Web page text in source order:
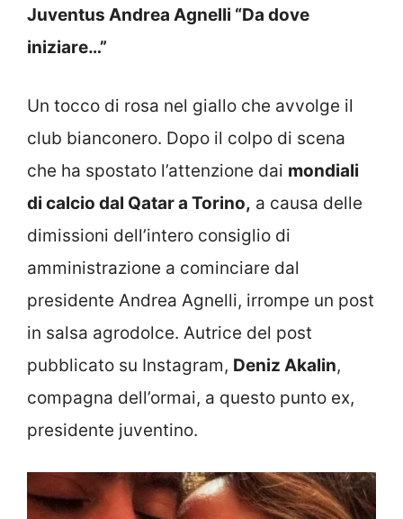
Juventus Andrea Agnelli “Da dove
iniziare…”
Un tocco di rosa nel giallo che avvolge il
club bianconero. Dopo il colpo di scena
che ha spostato l’attenzione dai mondiali
di calcio dal Qatar a Torino, a causa delle
dimissioni dell’intero consiglio di
amministrazione a cominciare dal
presidente Andrea Agnelli, irrompe un post
in salsa agrodolce. Autrice del post
pubblicato su Instagram, Deniz Akalin,
compagna dell’ormai, a questo punto ex,
presidente juventino.